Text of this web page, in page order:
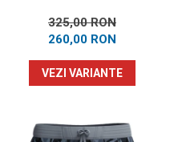
325,00 RON
260,00 RON
VEZI VARIANTE